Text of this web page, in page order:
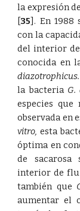
la expresión
[35] . En 1988
con la
del interior
conocida en
diazotrophicus.
la bacteria G.
especies
observada en
vitro, esta
óptima en
de sacarosa
interior de
también que
aumentar el